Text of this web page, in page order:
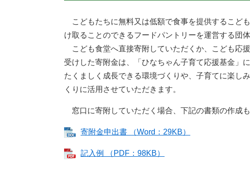
こどもたちに無料又は低額で食事を提供するこど
け取ることのできるフードパントリーを運営する団
こども食堂へ直接寄附していただくか、こども応
受けした寄附金は、「ひなちゃん子育て応援基金」
たくましく成長できる環境づくりや、子育てに楽し
くりに活用させていただきます。
窓口に寄附していただく場合、下記の書類の作成も
寄附金申出書 （Word：29KB）
記入例 （PDF：98KB）